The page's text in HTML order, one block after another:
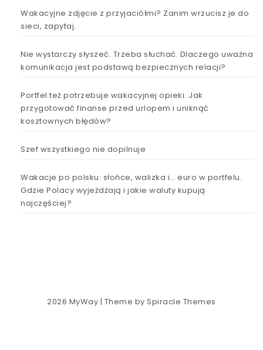
Wakacyjne zdjęcie z przyjaciółmi? Zanim wrzucisz je do
sieci, zapytaj.
Nie wystarczy słyszeć. Trzeba słuchać. Dlaczego uważna
komunikacja jest podstawą bezpiecznych relacji?
Portfel też potrzebuje wakacyjnej opieki. Jak
przygotować finanse przed urlopem i uniknąć
kosztownych błędów?
Szef wszystkiego nie dopilnuje
Wakacje po polsku: słońce, walizka i… euro w portfelu.
Gdzie Polacy wyjeżdżają i jakie waluty kupują
najczęściej?
2026 MyWay | Theme bySpiracle Themes